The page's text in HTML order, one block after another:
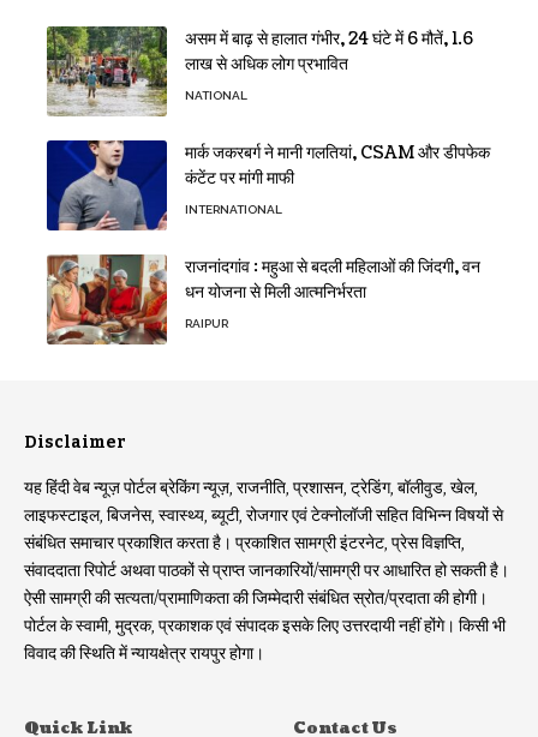
असम में बाढ़ से हालात गंभीर, 24 घंटे में 6 मौतें, 1.6
लाख से अधिक लोग प्रभावित
NATIONAL
मार्क जकरबर्ग ने मानी गलतियां, CSAM और डीपफेक
कंटेंट पर मांगी माफी
INTERNATIONAL
राजनांदगांव : महुआ से बदली महिलाओं की जिंदगी, वन
धन योजना से मिली आत्मनिर्भरता
RAIPUR
Disclaimer
यह हिंदी वेब न्यूज़ पोर्टल ब्रेकिंग न्यूज़, राजनीति, प्रशासन, ट्रेडिंग, बॉलीवुड, खेल,
लाइफस्टाइल, बिजनेस, स्वास्थ्य, ब्यूटी, रोजगार एवं टेक्नोलॉजी सहित विभिन्न विषयों से
संबंधित समाचार प्रकाशित करता है। प्रकाशित सामग्री इंटरनेट, प्रेस विज्ञप्ति,
संवाददाता रिपोर्ट अथवा पाठकों से प्राप्त जानकारियों/सामग्री पर आधारित हो सकती है।
ऐसी सामग्री की सत्यता/प्रामाणिकता की जिम्मेदारी संबंधित स्रोत/प्रदाता की होगी।
पोर्टल के स्वामी, मुद्रक, प्रकाशक एवं संपादक इसके लिए उत्तरदायी नहीं होंगे। किसी भी
विवाद की स्थिति में न्यायक्षेत्र रायपुर होगा।
Quick Link Contact Us